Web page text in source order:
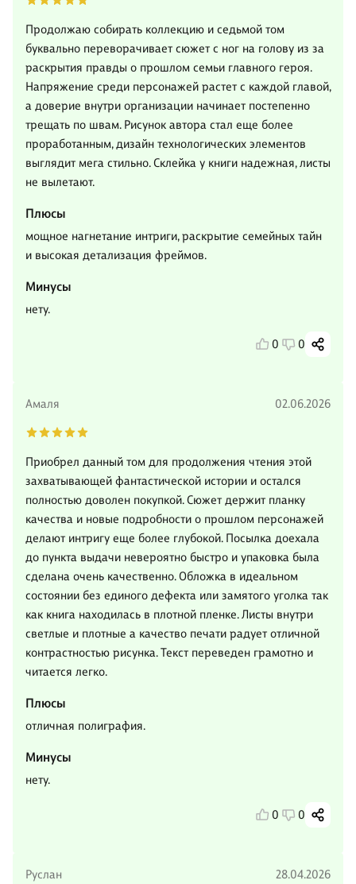
Продолжаю собирать коллекцию и седьмой том
буквально переворачивает сюжет с ног на голову из за
раскрытия правды о прошлом семьи главного героя.
Напряжение среди персонажей растет с каждой главой,
а доверие внутри организации начинает постепенно
трещать по швам. Рисунок автора стал еще более
проработанным, дизайн технологических элементов
выглядит мега стильно. Склейка у книги надежная, листы
не вылетают.
Плюсы
мощное нагнетание интриги, раскрытие семейных тайн
и высокая детализация фреймов.
Минусы
нету.
0 0
Амаля 02.06.2026
Приобрел данный том для продолжения чтения этой
захватывающей фантастической истории и остался
полностью доволен покупкой. Сюжет держит планку
качества и новые подробности о прошлом персонажей
делают интригу еще более глубокой. Посылка доехала
до пункта выдачи невероятно быстро и упаковка была
сделана очень качественно. Обложка в идеальном
состоянии без единого дефекта или замятого уголка так
как книга находилась в плотной пленке. Листы внутри
светлые и плотные а качество печати радует отличной
контрастностью рисунка. Текст переведен грамотно и
читается легко.
Плюсы
отличная полиграфия.
Минусы
нету.
0 0
Руслан 28.04.2026